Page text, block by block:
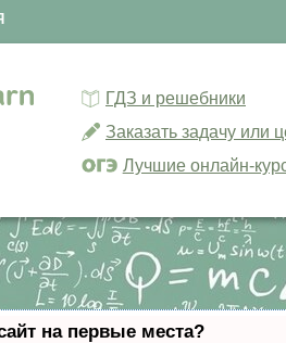
ГДЗ и решебники
Заказать задачу или
Лучшие онлайн-
на первые места?